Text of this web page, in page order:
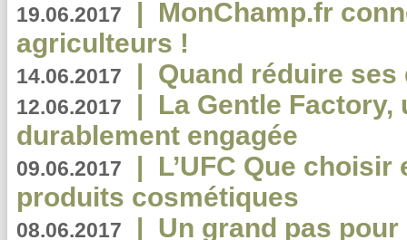
19.06.2017 | MonChamp.fr
agriculteurs !
14.06.2017 | Quand réduire
12.06.2017 | La Gentle
durablement engagée
09.06.2017 | L’UFC Que
produits cosmétiques
08.06.2017 | Un grand pas